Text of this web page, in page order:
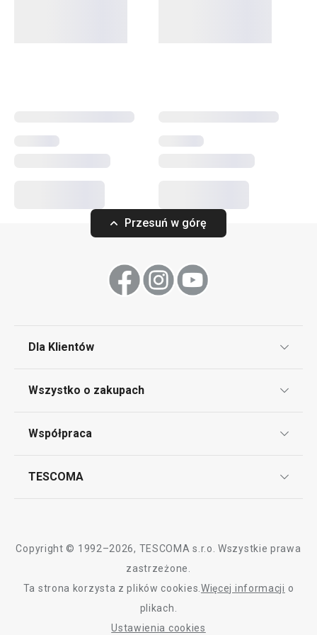
Przesuń w górę
Dla Klientów
Bony podarunkowe
Wszystko o zakupach
Dostawa i sposoby płatności
Współpraca
TESCOMA
Graficzne oznaczenie produktów
Polityka prywatności
Copyright © 1992–2026, TESCOMA s.r.o. Wszystkie prawa
zastrzeżone.
Ta strona korzysta z plików cookies. Więcej informacji o
plikach.
Ustawienia cookies